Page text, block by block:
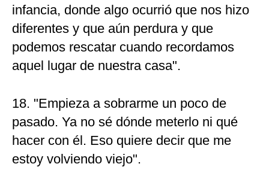
infancia, donde algo ocurrió que nos hizo
diferentes y que aún perdura y que
podemos rescatar cuando recordamos
aquel lugar de nuestra casa".
18. "Empieza a sobrarme un poco de
pasado. Ya no sé dónde meterlo ni qué
hacer con él. Eso quiere decir que me
estoy volviendo viejo".